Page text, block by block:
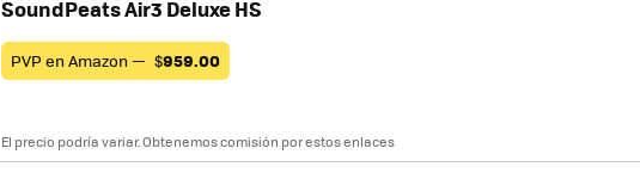
SoundPeats Air3 Deluxe HS
PVP en Amazon — $959.00
El precio podría variar. Obtenemos comisión por estos enlaces